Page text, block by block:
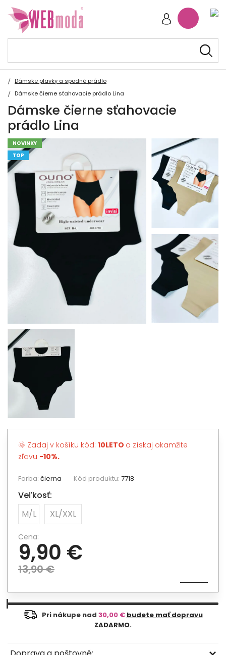
Dámske plavky a spodné prádlo
Dámske čierne sťahovacie prádlo Lina
Dámske čierne sťahovacie
prádlo Lina
NOVINKY
TOP
🌞 Zadaj v košíku kód: 10LETO a získaj okamžite
zľavu -10%.
Farba: čierna Kód produktu: 7718
Veľkosť:
M/L
XL/XXL
Cena:
9,90 €
13,90 €
Pri nákupe nad 30,00 € budete mať dopravu
ZADARMO.